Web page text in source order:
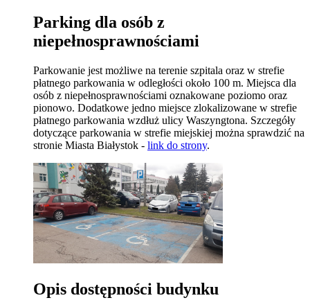
Parking dla osób z
niepełnosprawnościami
Parkowanie jest możliwe na terenie szpitala oraz w strefie
płatnego parkowania w odległości około 100 m. Miejsca dla
osób z niepełnosprawnościami oznakowane poziomo oraz
pionowo. Dodatkowe jedno miejsce zlokalizowane w strefie
płatnego parkowania wzdłuż ulicy Waszyngtona. Szczegóły
dotyczące parkowania w strefie miejskiej można sprawdzić na
stronie Miasta Białystok - link do strony.
Opis dostępności budynku